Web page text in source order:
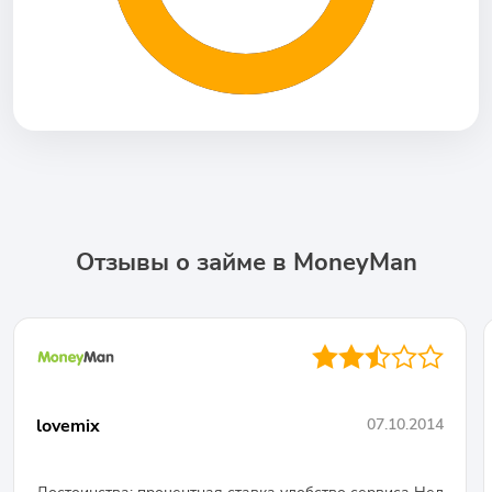
Отзывы о займе в MoneyMan
●●◐○○
lovemix 07.10.2014